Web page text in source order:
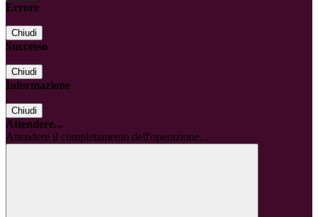
Errore
Chiudi
Successo
Chiudi
Informazione
Chiudi
Attendere...
Attendere il completamento dell'operazione...